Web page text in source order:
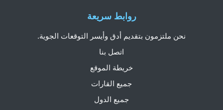
روابط سريعة
نحن ملتزمون بتقديم أدق وأيسر التوقعات الجوية.
اتصل بنا
خريطة الموقع
جميع القارات
جميع الدول